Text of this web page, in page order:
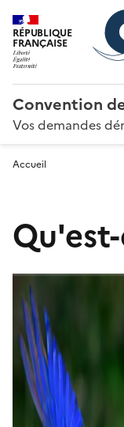
RÉPUBLIQUE
FRANÇAISE
Convention
Vos demandes
Accueil